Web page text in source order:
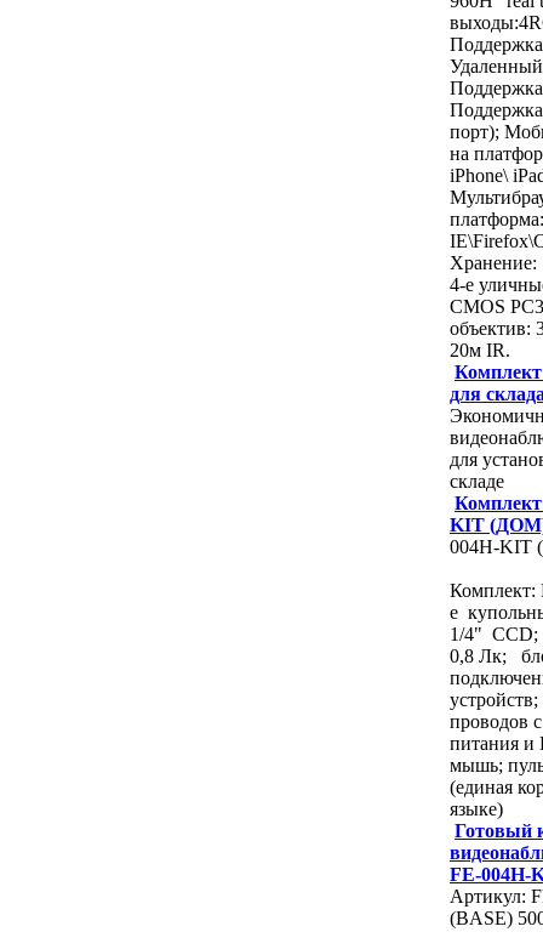
Поддержка
порт);
на
iPhone\
Хранение:
4-е
CMOS
объектив:
20м IR.
для
для
складе
KIT
004H-
Комплект:
е
1/4" CCD;
0,8 Лк;
проводов
питания и
мышь;
(единая
языке)
Готовый
FE-004H-
Артикул:
(BASE)